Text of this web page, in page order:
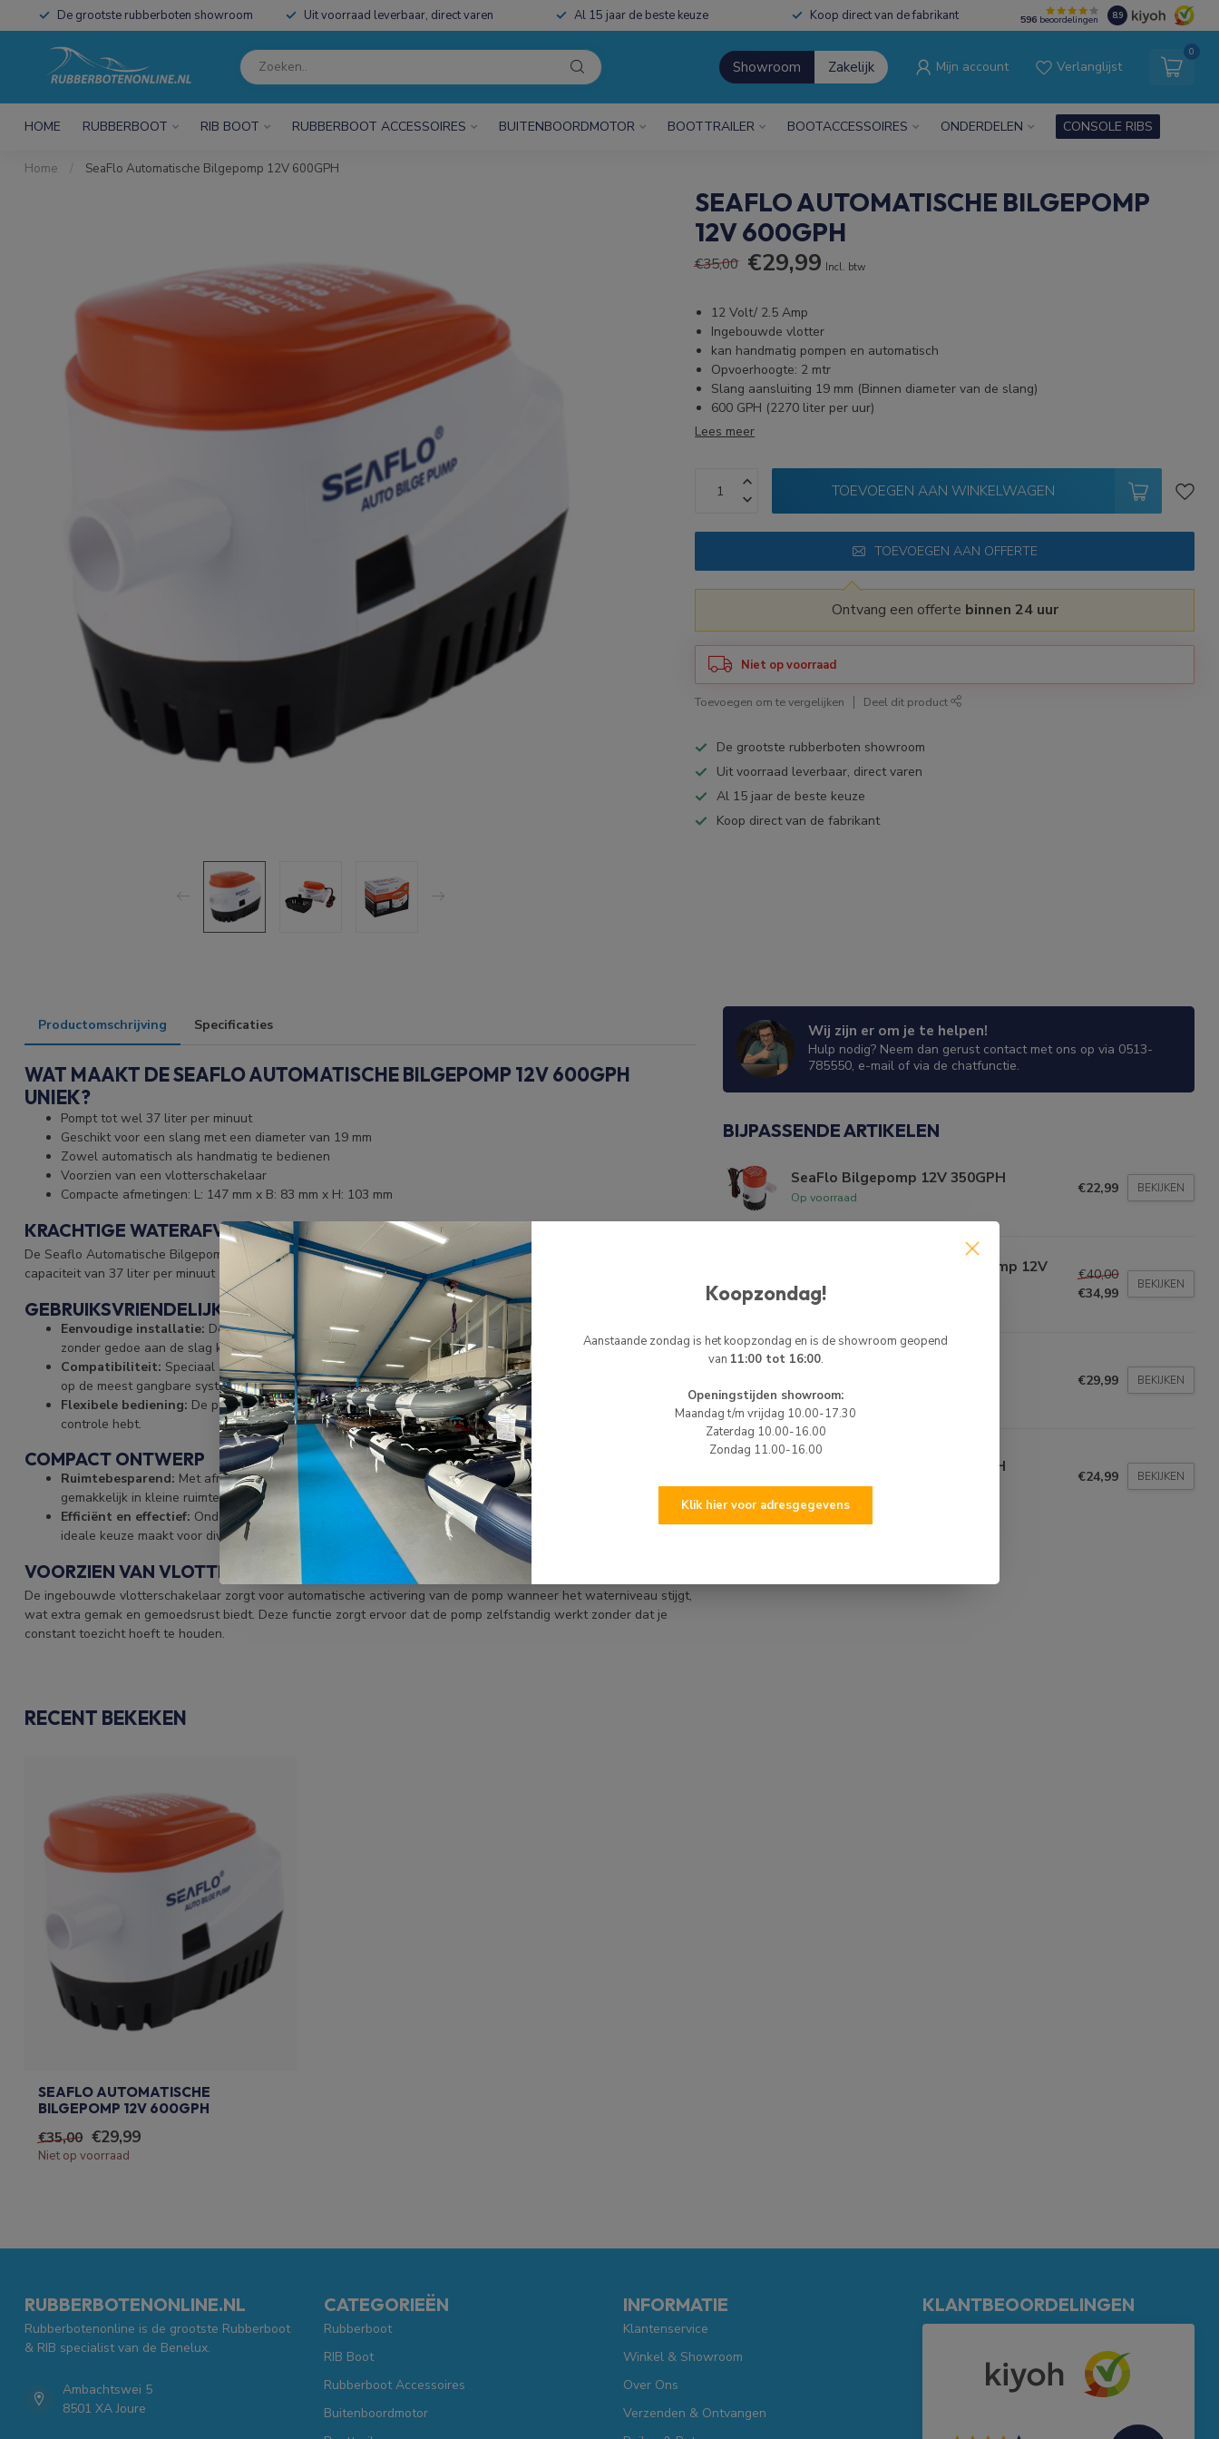
De grootste rubberboten showroom Uit voorraad leverbaar, direct varen Al 15 jaar de beste keuze Koop direct van de fabrikant 596 beoordelingen 8.9
Showroom Zakelijk Mijn account Verlanglijst
0
HOME RUBBERBOOT RIB BOOT RUBBERBOOT ACCESSOIRES BUITENBOORDMOTOR BOOTTRAILER BOOTACCESSOIRES ONDERDELEN CONSOLE RIBS
Home / SeaFlo Automatische Bilgepomp 12V 600GPH
SEAFLO AUTOMATISCHE BILGEPOMP
12V 600GPH
€35,00 €29,99 Incl. btw
12 Volt/ 2.5 Amp
Ingebouwde vlotter
kan handmatig pompen en automatisch
Opvoerhoogte: 2 mtr
Slang aansluiting 19 mm (Binnen diameter van de slang)
600 GPH (2270 liter per uur)
Lees meer
TOEVOEGEN AAN WINKELWAGEN
TOEVOEGEN AAN OFFERTE
Ontvang een offerte binnen 24 uur
Niet op voorraad
Toevoegen om te vergelijken Deel dit product
De grootste rubberboten showroom
Uit voorraad leverbaar, direct varen
Al 15 jaar de beste keuze
Koop direct van de fabrikant
Productomschrijving Specificaties
WAT MAAKT DE SEAFLO AUTOMATISCHE BILGEPOMP 12V 600GPH
UNIEK?
Pompt tot wel 37 liter per minuut
Geschikt voor een slang met een diameter van 19 mm
Zowel automatisch als handmatig te bedienen
Voorzien van een vlotterschakelaar
Compacte afmetingen: L: 147 mm x B: 83 mm x H: 103 mm
KRACHTIGE WATERAFVOER
De Seaflo Automatische Bilgepomp biedt optimale prestaties voor het leegpompen van je boot. Dankzij de
capaciteit van 37 liter per minuut zorgt deze pomp ervoor dat water efficiënt en snel wordt afgevoerd.
GEBRUIKSVRIENDELIJKHEID
Eenvoudige installatie: De bilgepomp is ontworpen voor gemakkelijke installatie, waardoor je snel en
zonder gedoe aan de slag kunt.
Compatibiliteit: Speciaal gemaakt voor slangen met een diameter van 19 mm, waardoor hij perfect aansluit
op de meest gangbare systemen.
Flexibele bediening: De pomp kan zowel automatisch als handmatig worden bediend, zodat je altijd de
controle hebt.
COMPACT ONTWERP
Ruimtebesparend: Met afmetingen van 147 mm bij 83 mm bij 103 mm is deze bilgepomp compact en past hij
gemakkelijk in kleine ruimtes.
Efficiënt en effectief: Ondanks zijn compacte formaat levert de pomp krachtige prestaties, wat hem een
ideale keuze maakt voor diverse soorten boten.
VOORZIEN VAN VLOTTERSCHAKELAAR
De ingebouwde vlotterschakelaar zorgt voor automatische activering van de pomp wanneer het waterniveau stijgt,
wat extra gemak en gemoedsrust biedt. Deze functie zorgt ervoor dat de pomp zelfstandig werkt zonder dat je
constant toezicht hoeft te houden.
Wij zijn er om je te helpen!
Hulp nodig? Neem dan gerust contact met ons op via 0513-
785550, e-mail of via de chatfunctie.
BIJPASSENDE ARTIKELEN
SeaFlo Bilgepomp 12V 350GPH
Op voorraad
€22,99 BEKIJKEN
SeaFlo Automatische Bilgepomp 12V
Niet op voorraad
€40,00
€34,99
BEKIJKEN
Op voorraad
€29,99 BEKIJKEN
SeaFlo Bilgepomp 12V 500GPH
Op voorraad
€24,99 BEKIJKEN
RECENT BEKEKEN
SEAFLO AUTOMATISCHE
BILGEPOMP 12V 600GPH
€35,00 €29,99
Niet op voorraad
RUBBERBOTENONLINE.NL
Rubberbotenonline is de grootste Rubberboot
& RIB specialist van de Benelux.
Ambachtswei 5
8501 XA Joure
CATEGORIEËN
Rubberboot
RIB Boot
Rubberboot Accessoires
Buitenboordmotor
INFORMATIE
Klantenservice
Winkel & Showroom
Over Ons
Verzenden & Ontvangen
KLANTBEOORDELINGEN
Koopzondag!
Aanstaande zondag is het koopzondag en is de showroom geopend
van 11:00 tot 16:00.
Openingstijden showroom:
Maandag t/m vrijdag 10.00-17.30
Zaterdag 10.00-16.00
Zondag 11.00-16.00
Klik hier voor adresgegevens